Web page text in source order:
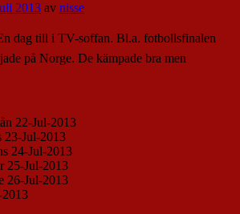
2013 av nisse
dag till i TV-soffan. Bl.a. fotbollsfinalen
på Norge. De kämpade bra men
22-Jul-2013
23-Jul-2013
24-Jul-2013
25-Jul-2013
26-Jul-2013